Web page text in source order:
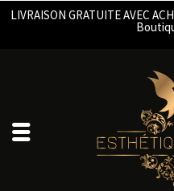
LIVRAISON GRATUITE AVEC